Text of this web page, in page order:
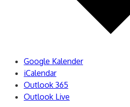
Google Kalender
iCalendar
Outlook 365
Outlook Live